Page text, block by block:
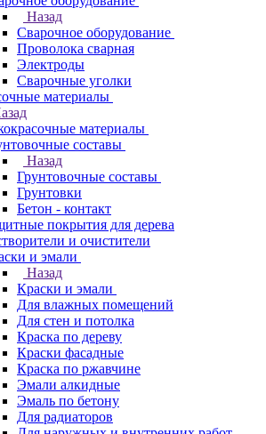
Назад
Сварочное оборудование
Проволока сварная
Электроды
Сварочные уголки
материалы
материалы
составы
Назад
Грунтовочные составы
Грунтовки
Бетон - контакт
покрытия для дерева
и очистители
и эмали
Назад
Краски и эмали
Для влажных помещений
Для стен и потолка
Краска по дереву
Краски фасадные
Краска по ржавчине
Эмали алкидные
Эмаль по бетону
Для радиаторов